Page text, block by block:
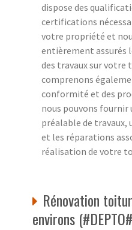
dispose des
certifications
votre propriété et
entièrement assurés
des travaux sur votre
comprenons
conformité et des
nous pouvons fournir
préalable de travaux,
et les réparations
réalisation de votre
Rénovation
environs